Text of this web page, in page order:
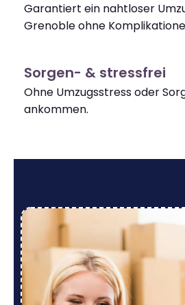
Garantiert ein nahtloser
Grenoble ohne
Sorgen- & stressfrei
Ohne Umzugsstress oder
ankommen.